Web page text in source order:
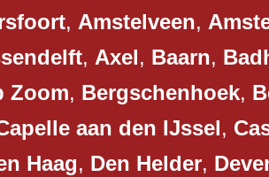
, Amstelveen,
, Axel, Baarn,
Zoom, Bergschenhoek,
aan den IJssel,
Haag, Den Helder,